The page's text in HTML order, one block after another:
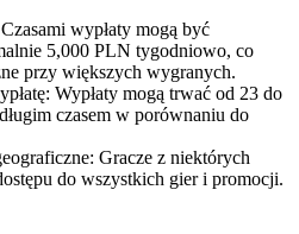
wypłaty mogą być
5,000 PLN tygodniowo, co
przy większych wygranych.
Wypłaty mogą trwać od 23 do
czasem w porównaniu do
Gracze z niektórych
do wszystkich gier i promocji.